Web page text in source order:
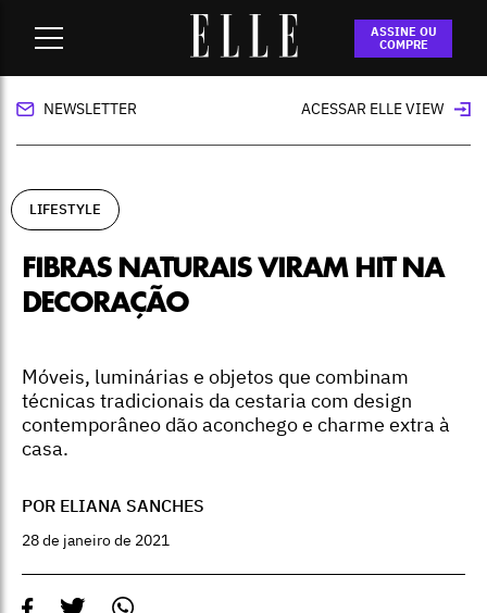
ASSINE OU
COMPRE
Fibras naturais viram hit na decoração
NEWSLETTER ACESSAR ELLE VIEW
LIFESTYLE
FIBRAS NATURAIS VIRAM HIT NA
DECORAÇÃO
Móveis, luminárias e objetos que combinam
técnicas tradicionais da cestaria com design
contemporâneo dão aconchego e charme extra à
casa.
POR ELIANA SANCHES
28 de janeiro de 2021